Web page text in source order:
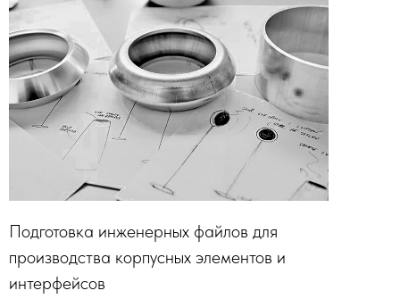
Подготовка инженерных файлов для
производства корпусных элементов и
интерфейсов